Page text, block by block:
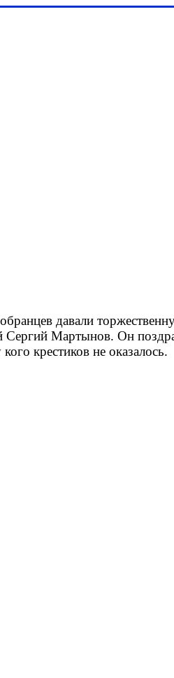
давали
Мартынов. Он
крестиков не оказалось.